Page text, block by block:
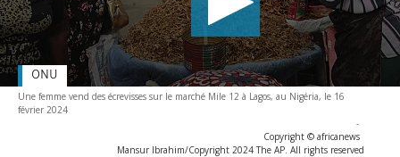
Une femme vend des écrevisses sur le marché Mile 12 à Lagos, au Nigéria, le 16
février 2024
-
Copyright © africanews
Mansur Ibrahim/Copyright 2024 The AP. All rights reserved
ONU